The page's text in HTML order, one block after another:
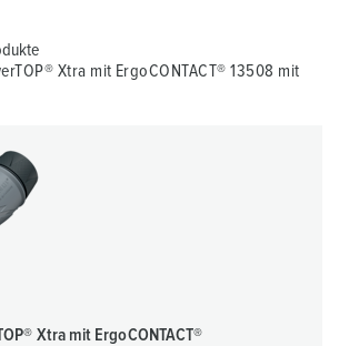
Xtra mit ErgoCONTACT® 13508 mit
Xtra mit ErgoCONTACT®